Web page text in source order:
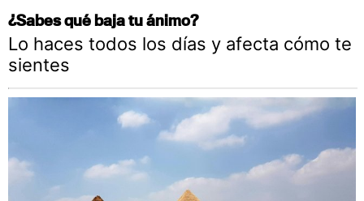
¿Sabes qué baja tu ánimo?
Lo haces todos los días y afecta cómo te
sientes